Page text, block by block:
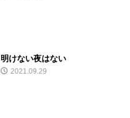
明けない夜はない
2021.09.29